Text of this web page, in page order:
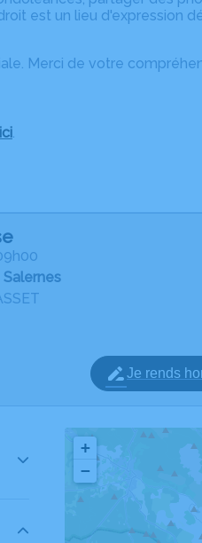
est un lieu d'expression
Merci de votre
.
Salernes
Je rends
+
−